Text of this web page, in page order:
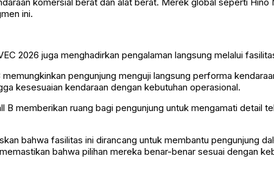
ini.
2026 juga menghadirkan pengalaman langsung melalui
pengunjung menguji langsung performa
kesesuaian kendaraan dengan kebutuhan operasional.
memberikan ruang bagi pengunjung untuk mengamati detail
bahwa fasilitas ini dirancang untuk membantu pengunjung
bahwa pilihan mereka benar-benar sesuai dengan